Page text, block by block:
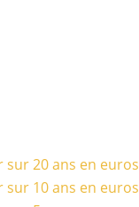
sur 20 ans en euros
sur 10 ans en euros